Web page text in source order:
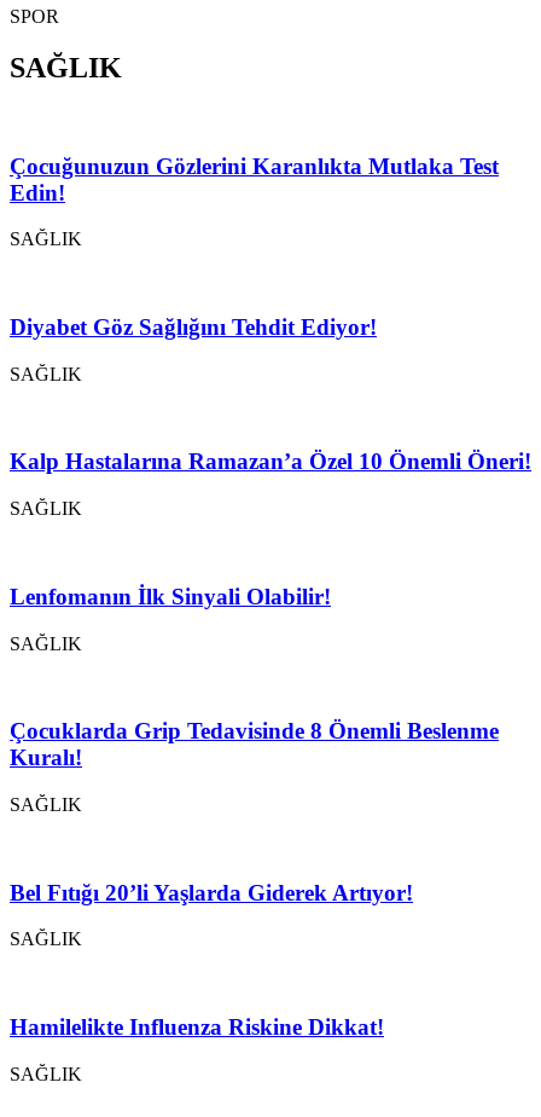
SPOR
SAĞLIK
Çocuğunuzun Gözlerini Karanlıkta Mutlaka Test
Edin!
SAĞLIK
Diyabet Göz Sağlığını Tehdit Ediyor!
SAĞLIK
Kalp Hastalarına Ramazan’a Özel 10 Önemli Öneri!
SAĞLIK
Lenfomanın İlk Sinyali Olabilir!
SAĞLIK
Çocuklarda Grip Tedavisinde 8 Önemli Beslenme
Kuralı!
SAĞLIK
Bel Fıtığı 20’li Yaşlarda Giderek Artıyor!
SAĞLIK
Hamilelikte Influenza Riskine Dikkat!
SAĞLIK